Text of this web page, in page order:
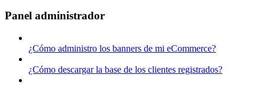
Panel administrador
¿Cómo administro los banners de mi eCommerce?
¿Cómo descargar la base de los clientes registrados?